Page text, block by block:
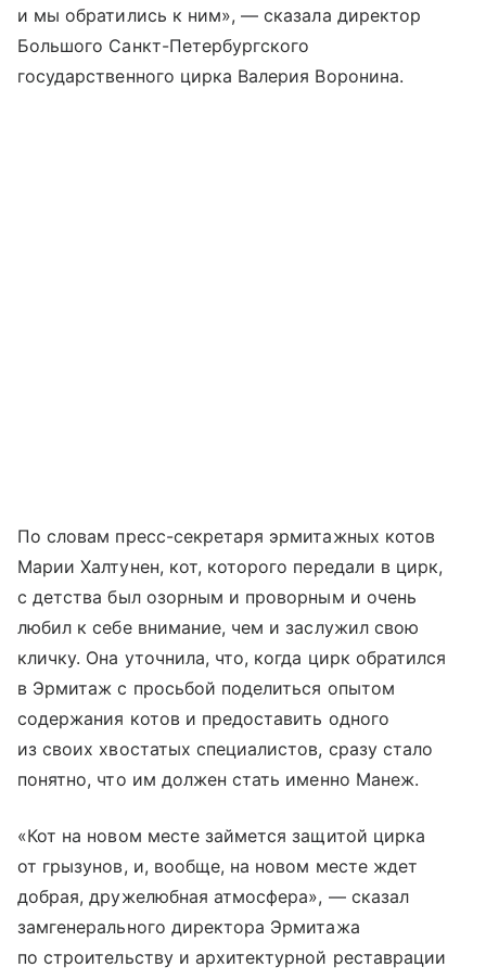
и мы обратились к ним», — сказала директор
Большого Санкт-Петербургского
государственного цирка Валерия Воронина.
По словам пресс-секретаря эрмитажных котов
Марии Халтунен, кот, которого передали в цирк,
с детства был озорным и проворным и очень
любил к себе внимание, чем и заслужил свою
кличку. Она уточнила, что, когда цирк обратился
в Эрмитаж с просьбой поделиться опытом
содержания котов и предоставить одного
из своих хвостатых специалистов, сразу стало
понятно, что им должен стать именно Манеж.
«Кот на новом месте займется защитой цирка
от грызунов, и, вообще, на новом месте ждет
добрая, дружелюбная атмосфера», — сказал
замгенерального директора Эрмитажа
по строительству и архитектурной реставрации